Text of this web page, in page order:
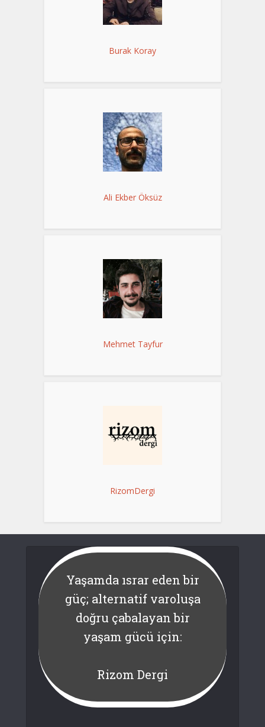
Burak Koray
Ali Ekber Öksüz
Mehmet Tayfur
RizomDergi
Yaşamda ısrar eden bir
güç; alternatif varoluşa
doğru çabalayan bir
yaşam gücü için:
Rizom Dergi